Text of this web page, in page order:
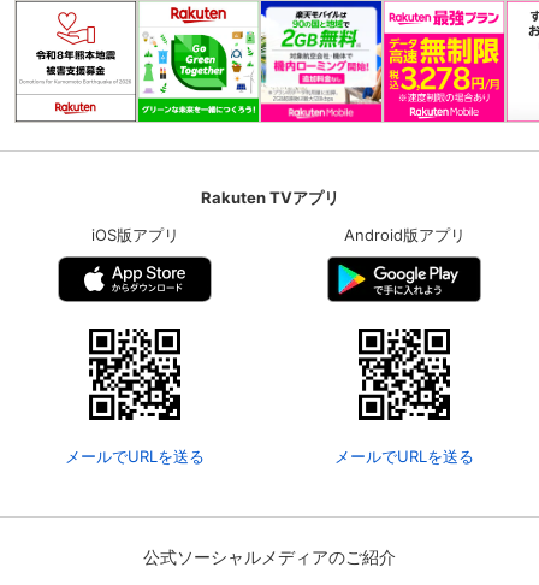
Rakuten TVアプリ
iOS版アプリ
メールでURLを送る
Android版アプリ
メールでURLを送る
公式ソーシャルメディアのご紹介